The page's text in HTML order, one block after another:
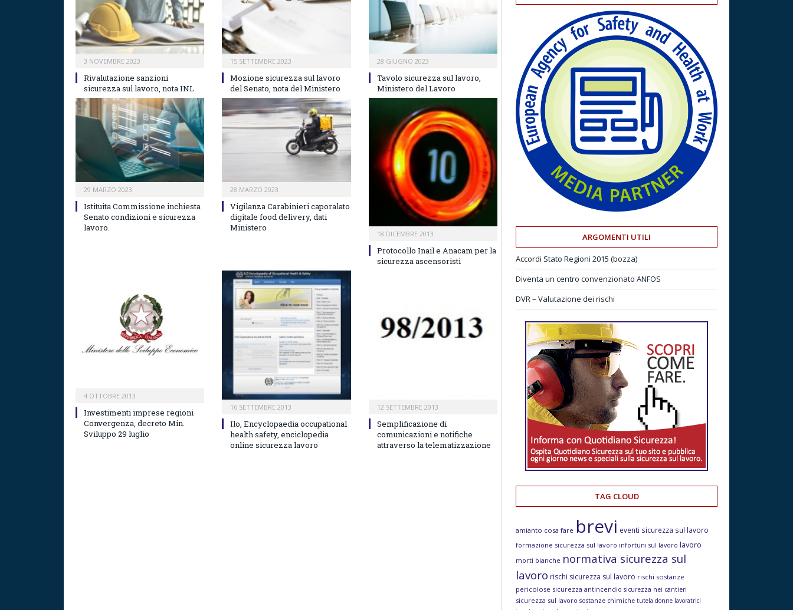
3 NOVEMBRE 2023
Rivalutazione sanzioni
sicurezza sul lavoro, nota INL
15 SETTEMBRE 2023
Mozione sicurezza sul lavoro
del Senato, nota del Ministero
28 GIUGNO 2023
Tavolo sicurezza sul lavoro,
Ministero del Lavoro
29 MARZO 2023
Istituita Commissione inchiesta
Senato condizioni e sicurezza
lavoro.
28 MARZO 2023
Vigilanza Carabinieri caporalato
digitale food delivery, dati
Ministero
18 DICEMBRE 2013
Protocollo Inail e Anacam per la
sicurezza ascensoristi
4 OTTOBRE 2013
Investimenti imprese regioni
Convergenza, decreto Min.
Sviluppo 29 luglio
16 SETTEMBRE 2013
Ilo, Encyclopaedia occupational
health safety, enciclopedia
online sicurezza lavoro
12 SETTEMBRE 2013
Semplificazione di
comunicazioni e notifiche
attraverso la telematizzazione
ARGOMENTI UTILI
Accordi Stato Regioni 2015 (bozza)
Diventa un centro convenzionato ANFOS
DVR – Valutazione dei rischi
TAG CLOUD
amianto cosa fare brevi eventi sicurezza sul lavoro
formazione sicurezza sul lavoro infortuni sul lavoro lavoro
morti bianche normativa sicurezza sul
lavoro rischi sicurezza sul lavoro rischi sostanze
pericolose sicurezza antincendio sicurezza nei cantieri
sicurezza sul lavoro sostanze chimiche tutela donne lavoratrici